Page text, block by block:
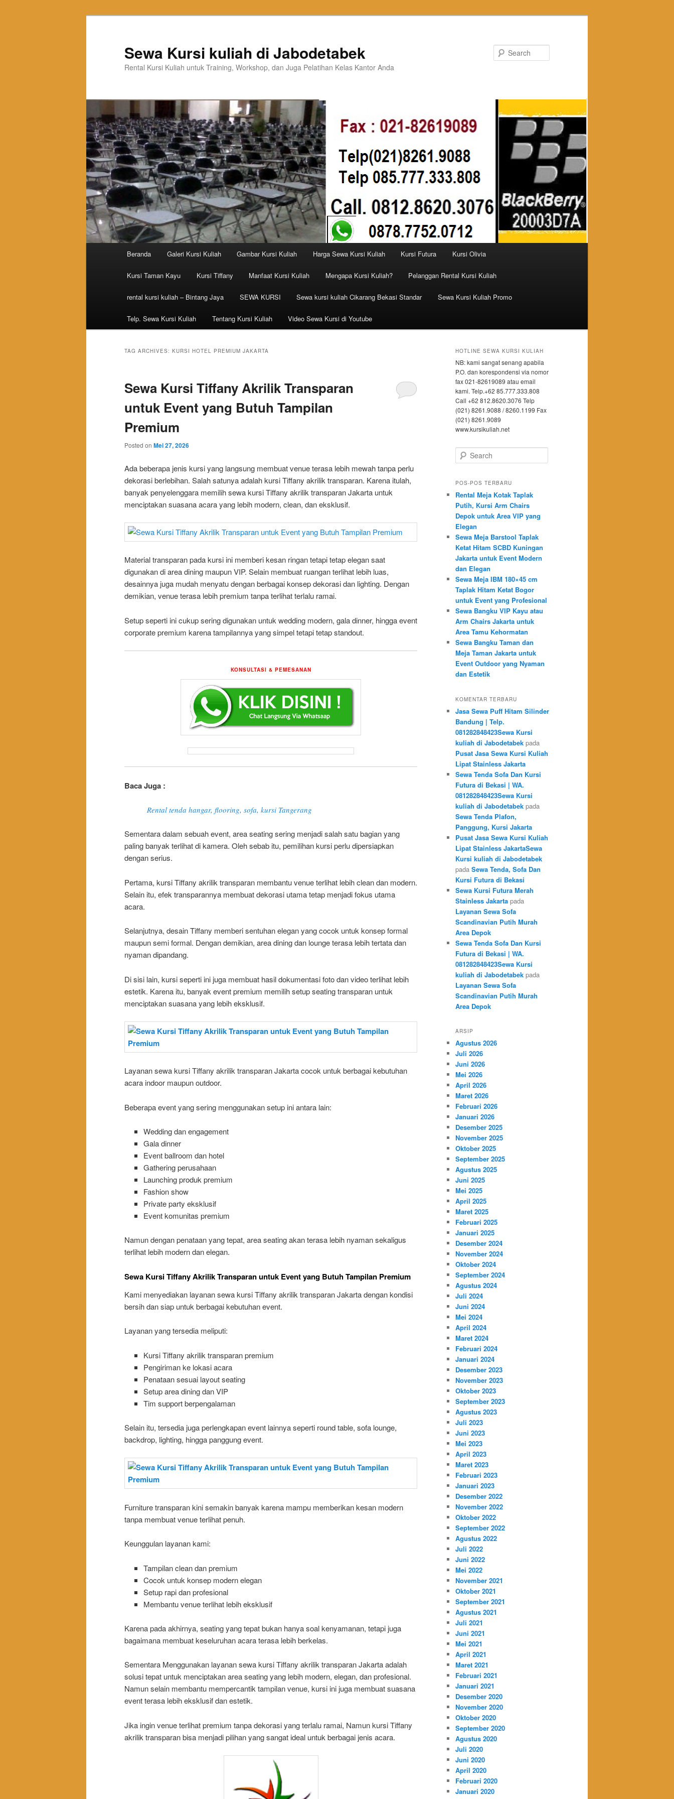
Sewa Kursi kuliah di Jabodetabek
Rental Kursi Kuliah untuk Training, Workshop, dan Juga Pelatihan Kelas Kantor Anda
Skip to primary content
Skip to secondary content
Beranda Galeri Kursi Kuliah Gambar Kursi Kuliah Harga Sewa Kursi Kuliah Kursi Futura Kursi Olivia
Kursi Taman Kayu Kursi Tiffany Manfaat Kursi Kuliah Mengapa Kursi Kuliah? Pelanggan Rental Kursi Kuliah
rental kursi kuliah – Bintang Jaya SEWA KURSI Sewa kursi kuliah Cikarang Bekasi Standar Sewa Kursi Kuliah Promo
Telp. Sewa Kursi Kuliah Tentang Kursi Kuliah Video Sewa Kursi di Youtube
TAG ARCHIVES: KURSI HOTEL PREMIUM JAKARTA
Sewa Kursi Tiffany Akrilik Transparan
untuk Event yang Butuh Tampilan
Premium
Posted on Mei 27, 2026
Ada beberapa jenis kursi yang langsung membuat venue terasa lebih mewah tanpa perlu
dekorasi berlebihan. Salah satunya adalah kursi Tiffany akrilik transparan. Karena itulah,
banyak penyelenggara memilih sewa kursi Tiffany akrilik transparan Jakarta untuk
menciptakan suasana acara yang lebih modern, clean, dan eksklusif.
Material transparan pada kursi ini memberi kesan ringan tetapi tetap elegan saat
digunakan di area dining maupun VIP. Selain membuat ruangan terlihat lebih luas,
desainnya juga mudah menyatu dengan berbagai konsep dekorasi dan lighting. Dengan
demikian, venue terasa lebih premium tanpa terlihat terlalu ramai.
Setup seperti ini cukup sering digunakan untuk wedding modern, gala dinner, hingga event
corporate premium karena tampilannya yang simpel tetapi tetap standout.
KONSULTASI & PEMESANAN
Baca Juga :
Rental tenda hangar, flooring, sofa, kursi Tangerang
Sementara dalam sebuah event, area seating sering menjadi salah satu bagian yang
paling banyak terlihat di kamera. Oleh sebab itu, pemilihan kursi perlu dipersiapkan
dengan serius.
Pertama, kursi Tiffany akrilik transparan membantu venue terlihat lebih clean dan modern.
Selain itu, efek transparannya membuat dekorasi utama tetap menjadi fokus utama
acara.
Selanjutnya, desain Tiffany memberi sentuhan elegan yang cocok untuk konsep formal
maupun semi formal. Dengan demikian, area dining dan lounge terasa lebih tertata dan
nyaman dipandang.
Di sisi lain, kursi seperti ini juga membuat hasil dokumentasi foto dan video terlihat lebih
estetik. Karena itu, banyak event premium memilih setup seating transparan untuk
menciptakan suasana yang lebih eksklusif.
Layanan sewa kursi Tiffany akrilik transparan Jakarta cocok untuk berbagai kebutuhan
acara indoor maupun outdoor.
Beberapa event yang sering menggunakan setup ini antara lain:
Wedding dan engagement
Gala dinner
Event ballroom dan hotel
Gathering perusahaan
Launching produk premium
Fashion show
Private party eksklusif
Event komunitas premium
Namun dengan penataan yang tepat, area seating akan terasa lebih nyaman sekaligus
terlihat lebih modern dan elegan.
Sewa Kursi Tiffany Akrilik Transparan untuk Event yang Butuh Tampilan Premium
Kami menyediakan layanan sewa kursi Tiffany akrilik transparan Jakarta dengan kondisi
bersih dan siap untuk berbagai kebutuhan event.
Layanan yang tersedia meliputi:
Kursi Tiffany akrilik transparan premium
Pengiriman ke lokasi acara
Penataan sesuai layout seating
Setup area dining dan VIP
Tim support berpengalaman
Selain itu, tersedia juga perlengkapan event lainnya seperti round table, sofa lounge,
backdrop, lighting, hingga panggung event.
Furniture transparan kini semakin banyak karena mampu memberikan kesan modern
tanpa membuat venue terlihat penuh.
Keunggulan layanan kami:
Tampilan clean dan premium
Cocok untuk konsep modern elegan
Setup rapi dan profesional
Membantu venue terlihat lebih eksklusif
Karena pada akhirnya, seating yang tepat bukan hanya soal kenyamanan, tetapi juga
bagaimana membuat keseluruhan acara terasa lebih berkelas.
Sementara Menggunakan layanan sewa kursi Tiffany akrilik transparan Jakarta adalah
solusi tepat untuk menciptakan area seating yang lebih modern, elegan, dan profesional.
Namun selain membantu mempercantik tampilan venue, kursi ini juga membuat suasana
event terasa lebih eksklusif dan estetik.
Jika ingin venue terlihat premium tanpa dekorasi yang terlalu ramai, Namun kursi Tiffany
akrilik transparan bisa menjadi pilihan yang sangat ideal untuk berbagai jenis acara.
HOTLINE SEWA KURSI KULIAH
NB: kami sangat senang apabila
P.O. dan korespondensi via nomor
fax 021-82619089 atau email
kami. Telp.+62 85.777.333.808
Call +62 812.8620.3076 Telp
(021) 8261.9088 / 8260.1199 Fax
(021) 8261.9089
www.kursikuliah.net
Search
POS-POS TERBARU
Rental Meja Kotak Taplak
Putih, Kursi Arm Chairs
Depok untuk Area VIP yang
Elegan
Sewa Meja Barstool Taplak
Ketat Hitam SCBD Kuningan
Jakarta untuk Event Modern
dan Elegan
Sewa Meja IBM 180×45 cm
Taplak Hitam Ketat Bogor
untuk Event yang Profesional
Sewa Bangku VIP Kayu atau
Arm Chairs Jakarta untuk
Area Tamu Kehormatan
Sewa Bangku Taman dan
Meja Taman Jakarta untuk
Event Outdoor yang Nyaman
dan Estetik
KOMENTAR TERBARU
Jasa Sewa Puff Hitam Silinder
Bandung | Telp.
081282848423Sewa Kursi
kuliah di Jabodetabek pada
Pusat Jasa Sewa Kursi Kuliah
Lipat Stainless Jakarta
Sewa Tenda Sofa Dan Kursi
Futura di Bekasi | WA.
081282848423Sewa Kursi
kuliah di Jabodetabek pada
Sewa Tenda Plafon,
Panggung, Kursi Jakarta
Pusat Jasa Sewa Kursi Kuliah
Lipat Stainless JakartaSewa
Kursi kuliah di Jabodetabek
pada Sewa Tenda, Sofa Dan
Kursi Futura di Bekasi
Sewa Kursi Futura Merah
Stainless Jakarta pada
Layanan Sewa Sofa
Scandinavian Putih Murah
Area Depok
Sewa Tenda Sofa Dan Kursi
Futura di Bekasi | WA.
081282848423Sewa Kursi
kuliah di Jabodetabek pada
Layanan Sewa Sofa
Scandinavian Putih Murah
Area Depok
ARSIP
Agustus 2026
Juli 2026
Juni 2026
Mei 2026
April 2026
Maret 2026
Februari 2026
Januari 2026
Desember 2025
November 2025
Oktober 2025
September 2025
Agustus 2025
Juni 2025
Mei 2025
April 2025
Maret 2025
Februari 2025
Januari 2025
Desember 2024
November 2024
Oktober 2024
September 2024
Agustus 2024
Juli 2024
Juni 2024
Mei 2024
April 2024
Maret 2024
Februari 2024
Januari 2024
Desember 2023
November 2023
Oktober 2023
September 2023
Agustus 2023
Juli 2023
Juni 2023
Mei 2023
April 2023
Maret 2023
Februari 2023
Januari 2023
Desember 2022
November 2022
Oktober 2022
September 2022
Agustus 2022
Juli 2022
Juni 2022
Mei 2022
November 2021
Oktober 2021
September 2021
Agustus 2021
Juli 2021
Juni 2021
Mei 2021
April 2021
Maret 2021
Februari 2021
Januari 2021
Desember 2020
November 2020
Oktober 2020
September 2020
Agustus 2020
Juli 2020
Juni 2020
April 2020
Februari 2020
Januari 2020